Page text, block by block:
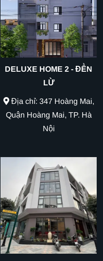
DELUXE HOME 2 - ĐỀN
LỪ
Địa chỉ: 347 Hoàng Mai,
Quận Hoàng Mai, TP. Hà
Nội